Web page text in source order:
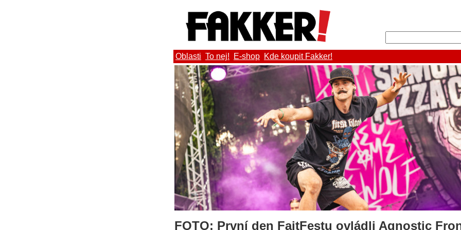
Oblasti To nej! E-shop Kde koupit Fakker!
FOTO: První den FajtFestu ovládli Agnostic